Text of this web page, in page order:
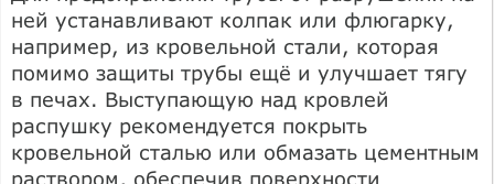
ней устанавливают колпак или флюгарку,
например, из кровельной стали, которая
помимо защиты трубы ещё и улучшает тягу
в печах. Выступающую над кровлей
распушку рекомендуется покрыть
кровельной сталью или обмазать цементным
раствором, обеспечив поверхности